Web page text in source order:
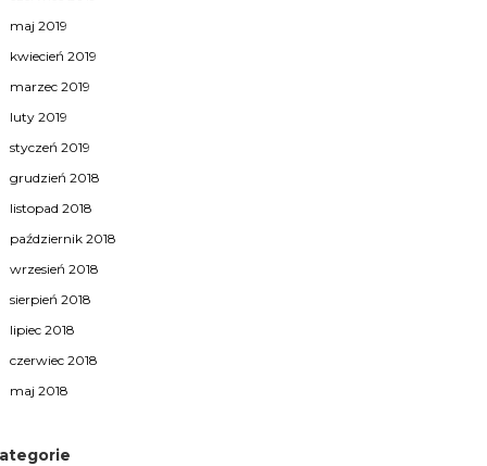
maj 2019
kwiecień 2019
marzec 2019
luty 2019
styczeń 2019
grudzień 2018
listopad 2018
październik 2018
wrzesień 2018
sierpień 2018
lipiec 2018
czerwiec 2018
maj 2018